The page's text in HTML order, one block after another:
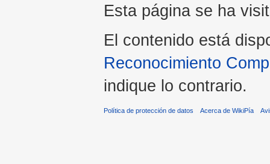
Esta página se ha
El contenido está
Reconocimiento
indique lo contrario.
Política de protección de datos Acerca de WikiPía